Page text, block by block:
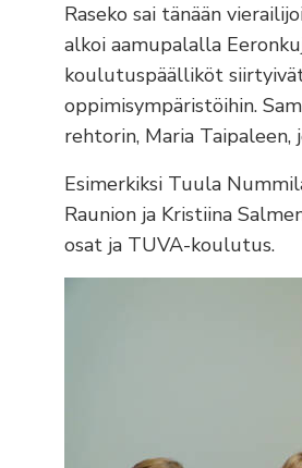
Raseko sai tänään
alkoi aamupalalla
koulutuspäälliköt
oppimisympäristöihin.
rehtorin, Maria Taipaleen,
Esimerkiksi Tuula
Raunion ja Kristiina
osat ja TUVA-koulutus.